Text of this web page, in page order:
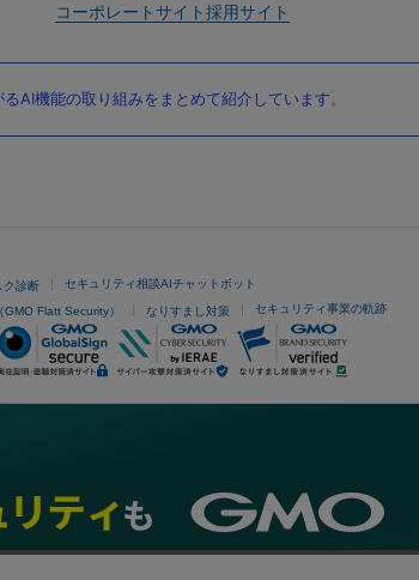
コーポレートサイト採用サイト
AI機能の取り組みをまとめて紹介しています。
ク診断 セキュリティ相談AIチャットボット
Flatt Security） なりすまし対策 セキュリティ事業の軌跡